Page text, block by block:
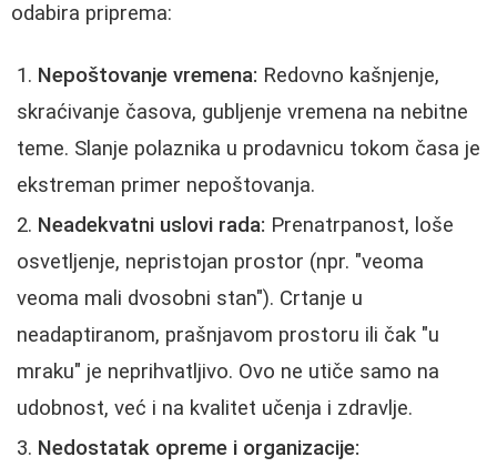
odabira priprema:
Nepoštovanje vremena: Redovno kašnjenje,
skraćivanje časova, gubljenje vremena na nebitne
teme. Slanje polaznika u prodavnicu tokom časa je
ekstreman primer nepoštovanja.
Neadekvatni uslovi rada: Prenatrpanost, loše
osvetljenje, nepristojan prostor (npr. "veoma
veoma mali dvosobni stan"). Crtanje u
neadaptiranom, prašnjavom prostoru ili čak "u
mraku" je neprihvatljivo. Ovo ne utiče samo na
udobnost, već i na kvalitet učenja i zdravlje.
Nedostatak opreme i organizacije: